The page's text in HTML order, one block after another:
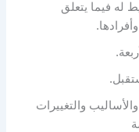
له فيما يتعلق
والتغييرات